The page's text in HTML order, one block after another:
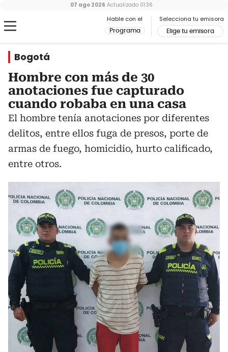
Hable con el
Programa
Selecciona tu emisora
Elige tu emisora
07 ago 2026 Actualizado 01:36
Bogotá
Hombre con más de 30
anotaciones fue capturado
cuando robaba en una casa
El hombre tenía anotaciones por diferentes
delitos, entre ellos fuga de presos, porte de
armas de fuego, homicidio, hurto calificado,
entre otros.